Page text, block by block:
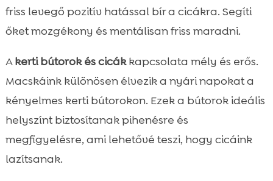
friss levegő pozitív hatással bír a cicákra. Segíti
őket mozgékony és mentálisan friss maradni.
Akerti bútorok és cicákkapcsolata mély és erős.
Macskáink különösen élvezik a nyári napokat a
kényelmes kerti bútorokon. Ezek a bútorok ideális
helyszínt biztosítanak pihenésre és
megfigyelésre, ami lehetővé teszi, hogy cicáink
lazítsanak.